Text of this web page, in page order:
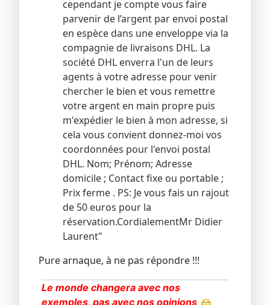
cependant je compte vous faire
parvenir de l’argent par envoi postal
en espèce dans une enveloppe via la
compagnie de livraisons DHL. La
société DHL enverra l'un de leurs
agents à votre adresse pour venir
chercher le bien et vous remettre
votre argent en main propre puis
m'expédier le bien à mon adresse, si
cela vous convient donnez-moi vos
coordonnées pour l'envoi postal
DHL. Nom; Prénom; Adresse
domicile ; Contact fixe ou portable ;
Prix ferme . PS: Je vous fais un rajout
de 50 euros pour la
réservation.CordialementMr Didier
Laurent"
Pure arnaque, à ne pas répondre !!!
Le monde changera avec nos
exemples, pas avec nos opinions